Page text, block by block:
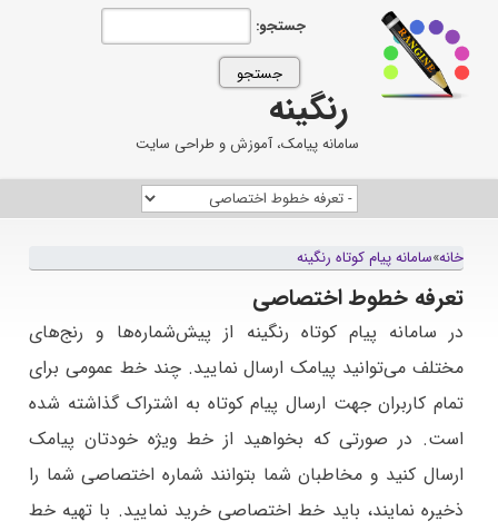
جستجو:
رنگینه
سامانه پیامک، آموزش و طراحی سایت
خانه»سامانه پيام کوتاه رنگينه
تعرفه خطوط اختصاصی
در سامانه پیام کوتاه رنگینه از پیش‌شماره‌ها و رنج‌های
مختلف می‌توانید پیامک ارسال نمایید. چند خط عمومی برای
تمام کاربران جهت ارسال پیام کوتاه به اشتراک گذاشته شده
است. در صورتی که بخواهید از خط ویژه خودتان پیامک
ارسال کنید و مخاطبان شما بتوانند شماره اختصاصی شما را
ذخیره نمایند، باید خط اختصاصی خرید نمایید. با تهیه خط